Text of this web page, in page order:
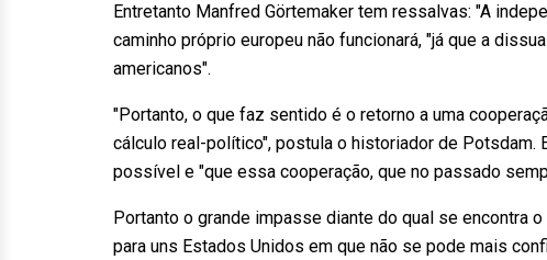
Entretanto Manfred Görtemaker tem ressalvas: "A
caminho próprio europeu não funcionará, "já que a
americanos".
"Portanto, o que faz sentido é o retorno a uma
cálculo real-político", postula o historiador de Potsdam.
possível e "que essa cooperação, que no passado
Portanto o grande impasse diante do qual se encontra
para uns Estados Unidos em que não se pode mais